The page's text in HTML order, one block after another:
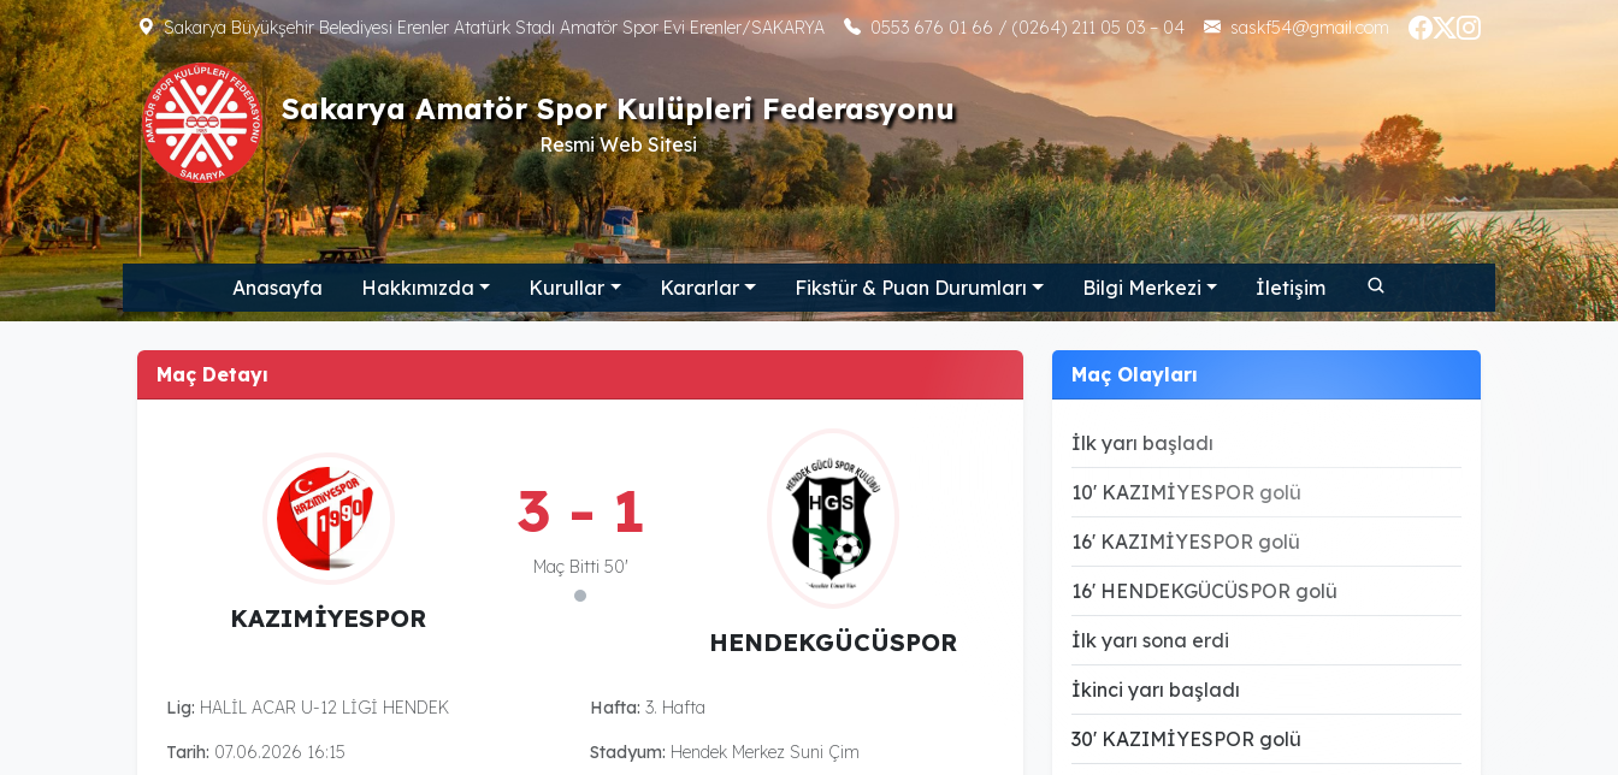
Sakarya Büyükşehir Belediyesi Erenler Atatürk Stadı Amatör Spor Evi Erenler/SAKARYA 0553 676 01 66 / (0264) 211 05 03 – 04 saskf54@gmail.com
Sakarya Amatör Spor Kulüpleri Federasyonu
Resmi Web Sitesi
Anasayfa Hakkımızda Kurullar Kararlar Fikstür & Puan Durumları Bilgi Merkezi İletişim
Maç Detayı
KAZIMİYESPOR
3 - 1
Maç Bitti 50'
HENDEKGÜCÜSPOR
Lig: HALİL ACAR U-12 LİGİ HENDEK Hafta: 3. Hafta
Tarih: 07.06.2026 16:15 Stadyum: Hendek Merkez Suni Çim
Maç Olayları
İlk yarı başladı
10' KAZIMİYESPOR golü
16' KAZIMİYESPOR golü
16' HENDEKGÜCÜSPOR golü
İlk yarı sona erdi
İkinci yarı başladı
30' KAZIMİYESPOR golü